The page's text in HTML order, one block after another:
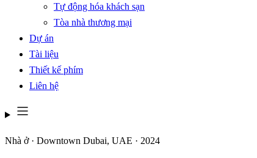
Tự động hóa khách sạn
Tòa nhà thương mại
Dự án
Tài liệu
Thiết kế phím
Liên hệ
Nhà ở · Downtown Dubai, UAE · 2024